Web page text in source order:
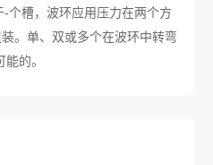
个槽，波环应用压力在两个方
。单、双或多个在波环中转弯
能的。